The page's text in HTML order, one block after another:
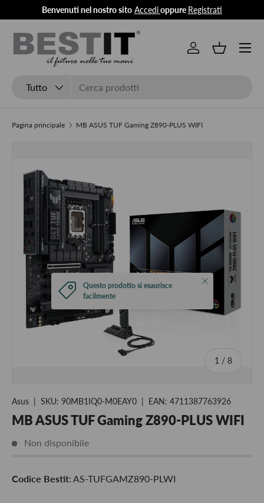
Passa ai contenuti
Benvenuti nel nostro sito Accedioppure Registrati
Tutto
AccediCestino
Menu
Pagina principale MB ASUS TUF Gaming Z890-PLUS WIFI
1 / di
8
Questo prodotto si esaurisce
facilmente
Chiudi
Asus | SKU: 90MB1IQ0-M0EAY0 | EAN: 4711387763926
MB ASUS TUF Gaming Z890-PLUS WIFI
Non disponibile
Codice Bestit: AS-TUFGAMZ890-PLWI